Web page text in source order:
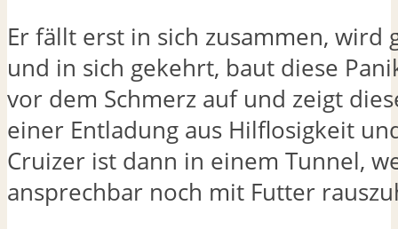
Er fällt erst in sich zusammen, wird
und in sich gekehrt, baut diese
vor dem Schmerz auf und zeigt
einer Entladung aus Hilflosigkeit
Cruizer ist dann in einem Tunnel,
ansprechbar noch mit Futter